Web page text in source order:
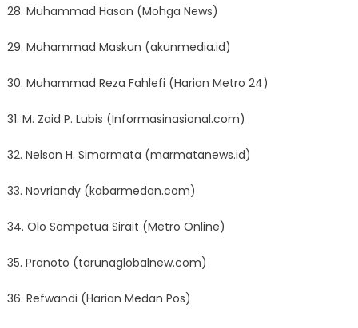
28. Muhammad Hasan (Mohga News)
29. Muhammad Maskun (akunmedia.id)
30. Muhammad Reza Fahlefi (Harian Metro 24)
31. M. Zaid P. Lubis (Informasinasional.com)
32. Nelson H. Simarmata (marmatanews.id)
33. Novriandy (kabarmedan.com)
34. Olo Sampetua Sirait (Metro Online)
35. Pranoto (tarunaglobalnew.com)
36. Refwandi (Harian Medan Pos)